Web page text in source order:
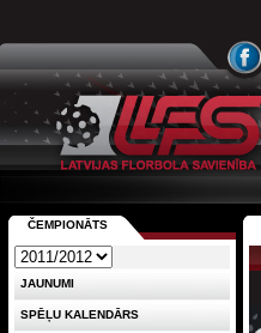
ČEMPIONĀTS
JAUNUMI
SPĒĻU KALENDĀRS